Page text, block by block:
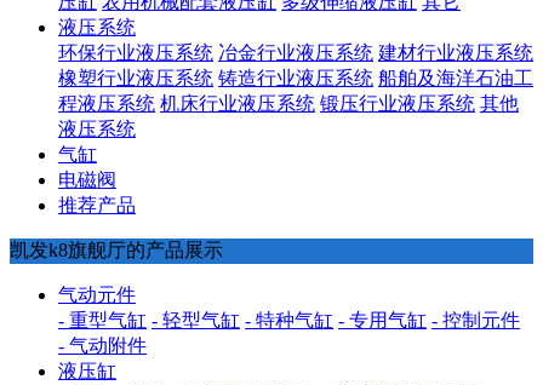
液压系统
环保行业液压系统 冶金行业液压系统 建材行业液压系统
橡塑行业液压系统 铸造行业液压系统 船舶及海洋石油工
程液压系统 机床行业液压系统 锻压行业液压系统 其他
液压系统
气缸
电磁阀
推荐产品
凯发k8旗舰厅的产品展示
气动元件
- 重型气缸 - 轻型气缸 - 特种气缸 - 专用气缸 - 控制元件
- 气动附件
液压缸